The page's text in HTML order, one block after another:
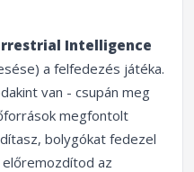
Intelligence
a felfedezés játéka.
van - csupán meg
megfontolt
bolygókat fedezel
az